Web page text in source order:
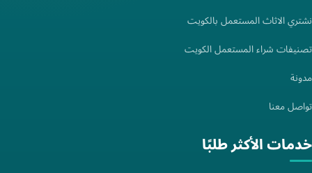
نشتري الاثاث المستعمل بالكويت
تصنيفات شراء المستعمل الكويت
مدونة
تواصل معنا
خدمات الأكثر طلبًا